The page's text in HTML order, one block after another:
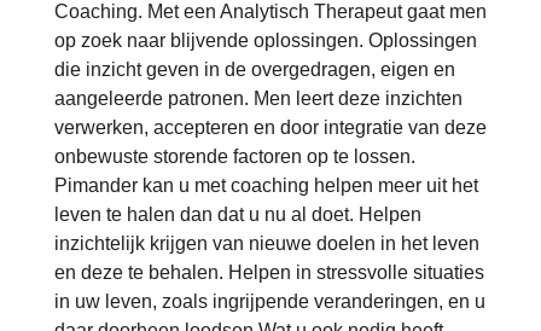
Coaching. Met een Analytisch Therapeut gaat men
op zoek naar blijvende oplossingen. Oplossingen
die inzicht geven in de overgedragen, eigen en
aangeleerde patronen. Men leert deze inzichten
verwerken, accepteren en door integratie van deze
onbewuste storende factoren op te lossen.
Pimander kan u met coaching helpen meer uit het
leven te halen dan dat u nu al doet. Helpen
inzichtelijk krijgen van nieuwe doelen in het leven
en deze te behalen. Helpen in stressvolle situaties
in uw leven, zoals ingrijpende veranderingen, en u